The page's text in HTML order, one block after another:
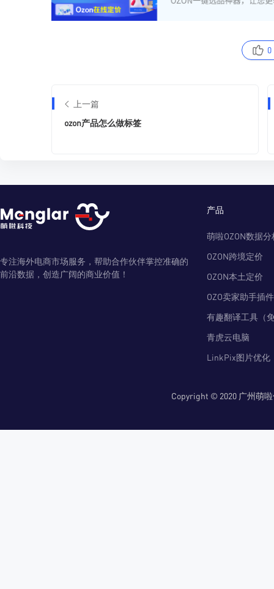
0
上一篇
ozon产品怎么做标签
专注海外电商市场服务，帮助合作伙伴掌控准确的
前沿数据，创造广阔的商业价值！
产品
萌啦OZON数据分
OZON跨境定价
OZON本土定价
OZO卖家助手插件
有趣翻译工具（
青虎云电脑
LinkPix图片优化
Copyright © 2020 广州萌